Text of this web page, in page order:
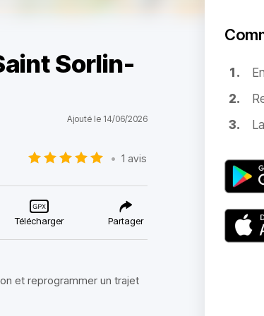
Sorlin-
Ajouté le 14/06/2026
• 1 avis
Télécharger Partager
et reprogrammer un trajet